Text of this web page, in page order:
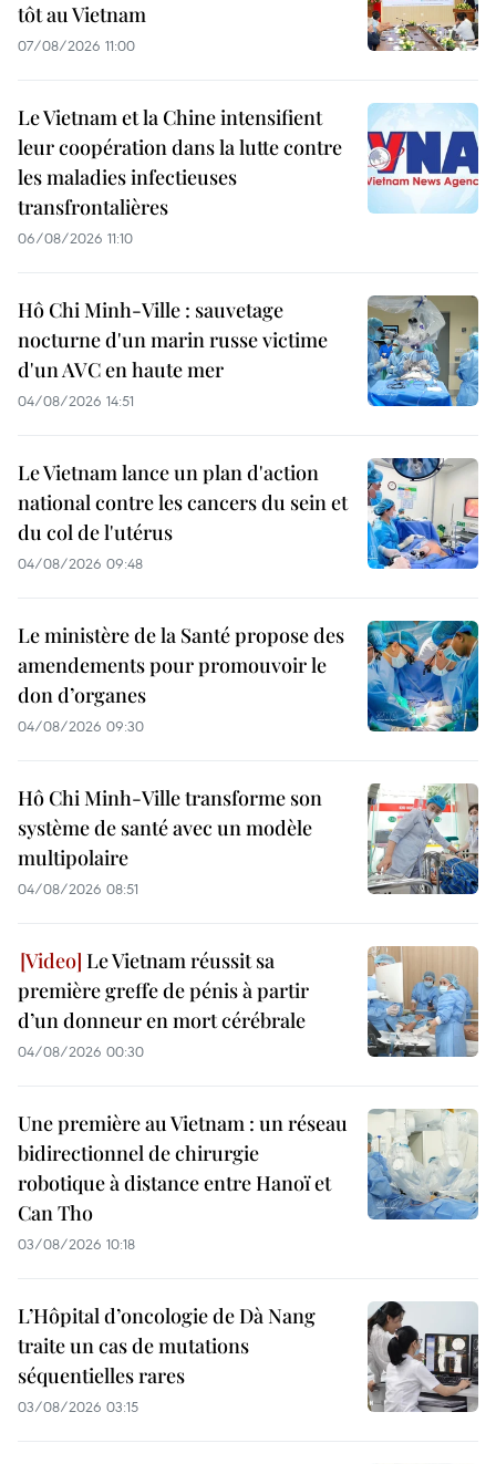
tôt au Vietnam
07/08/2026 11:00
Le Vietnam et la Chine intensifient
leur coopération dans la lutte contre
les maladies infectieuses
transfrontalières
06/08/2026 11:10
Hô Chi Minh-Ville : sauvetage
nocturne d'un marin russe victime
d'un AVC en haute mer
04/08/2026 14:51
Le Vietnam lance un plan d'action
national contre les cancers du sein et
du col de l'utérus
04/08/2026 09:48
Le ministère de la Santé propose des
amendements pour promouvoir le
don d’organes
04/08/2026 09:30
Hô Chi Minh-Ville transforme son
système de santé avec un modèle
multipolaire
04/08/2026 08:51
Le Vietnam réussit sa
première greffe de pénis à partir
d’un donneur en mort cérébrale
04/08/2026 00:30
Une première au Vietnam : un réseau
bidirectionnel de chirurgie
robotique à distance entre Hanoï et
Can Tho
03/08/2026 10:18
L’Hôpital d’oncologie de Dà Nang
traite un cas de mutations
séquentielles rares
03/08/2026 03:15